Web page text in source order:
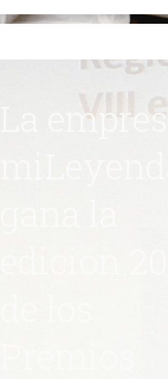
La